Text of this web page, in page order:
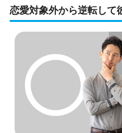
恋愛対象外から逆転して